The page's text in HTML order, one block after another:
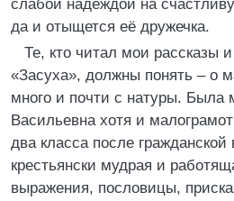
слабой надеждой на
да и отыщется её дружечка.
Те, кто читал мои рассказы
«Засуха», должны понять – о
много и почти с натуры. Была
Васильевна хотя и
два класса после
крестьянски мудрая и
выражения, пословицы,